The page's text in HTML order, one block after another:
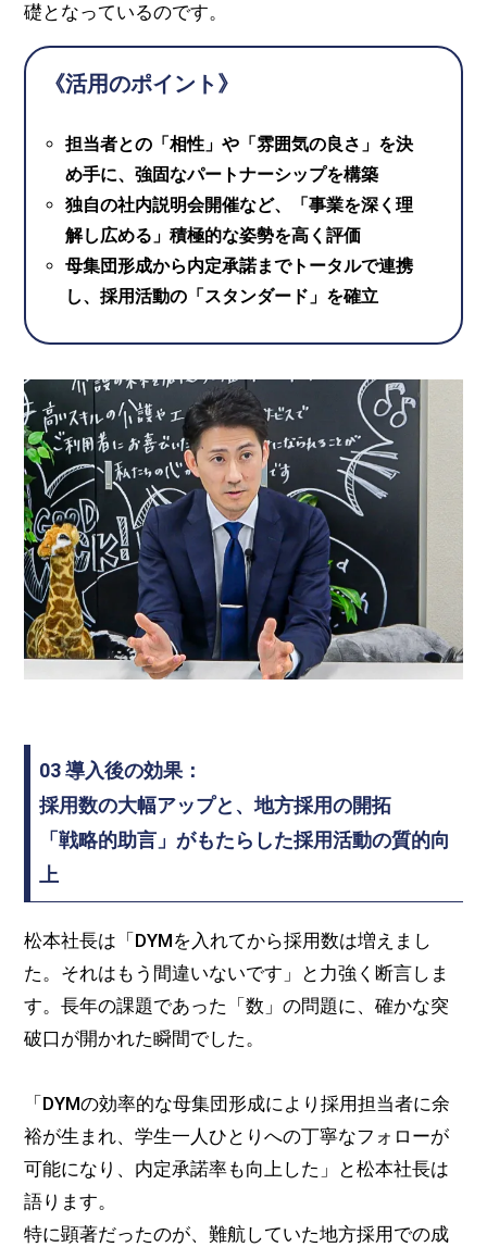
礎となっているのです。
《活用のポイント》
担当者との「相性」や「雰囲気の良さ」を決
め手に、強固なパートナーシップを構築
独自の社内説明会開催など、「事業を深く理
解し広める」積極的な姿勢を高く評価
母集団形成から内定承諾までトータルで連携
し、採用活動の「スタンダード」を確立
03 導入後の効果：
採用数の大幅アップと、地方採用の開拓
「戦略的助言」がもたらした採用活動の質的向
上
松本社長は「DYMを入れてから採用数は増えまし
た。それはもう間違いないです」と力強く断言しま
す。長年の課題であった「数」の問題に、確かな突
破口が開かれた瞬間でした。
「DYMの効率的な母集団形成により採用担当者に余
裕が生まれ、学生一人ひとりへの丁寧なフォローが
可能になり、内定承諾率も向上した」と松本社長は
語ります。
特に顕著だったのが、難航していた地方採用での成